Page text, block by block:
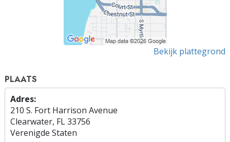
Bekijk plattegrond
PLAATS
Adres:
210 S. Fort Harrison Avenue
Clearwater, FL 33756
Verenigde Staten